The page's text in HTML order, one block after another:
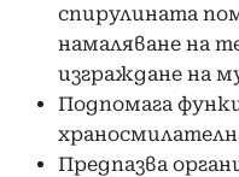
спирулината
намаляване на
изграждане на
Подпомага
Предпазва